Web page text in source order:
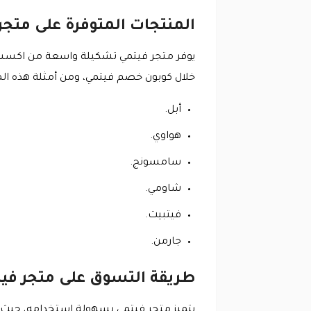
المنتجات المتوفرة على
يوفر متجر فيتمي تشكيلة واسعة من
خلال كوبون خصم فيتمي، ومن أمثلة هذه
أبل.
هواوي.
سامسونج.
شاومي.
فيتبيت.
جارمن.
طريقة التسوق على متجر